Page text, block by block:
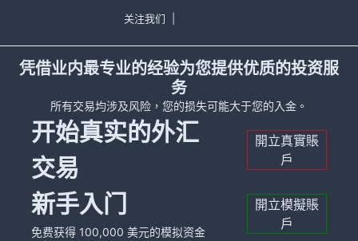
关注我们
凭借业内最专业的经验为您提供优质的投资服
务
所有交易均涉及风险，您的损失可能大于您的入金。
开始真实的外汇
交易
開立真實賬
戶
新手入门
免费获得 100,000 美元的模拟资金
開立模擬賬
戶